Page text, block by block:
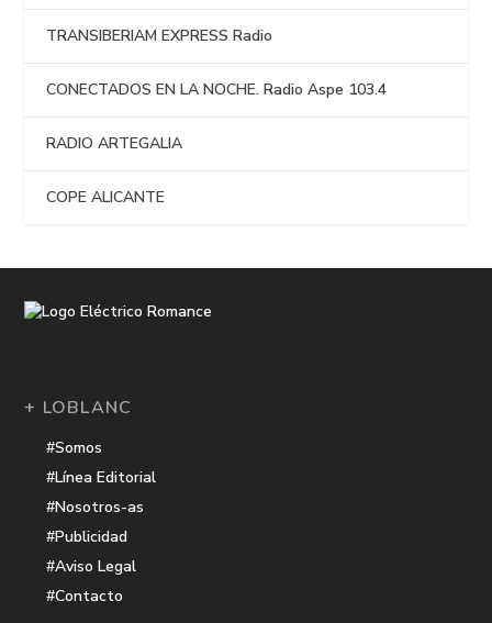
TRANSIBERIAM EXPRESS Radio
CONECTADOS EN LA NOCHE. Radio Aspe 103.4
RADIO ARTEGALIA
COPE ALICANTE
+ LOBLANC
#Somos
#Línea Editorial
#Nosotros-as
#Publicidad
#Aviso Legal
#Contacto